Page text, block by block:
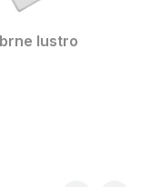
lustro